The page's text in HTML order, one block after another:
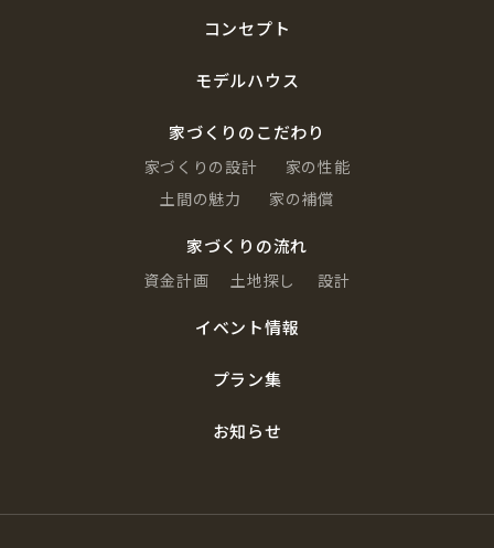
コンセプト
モデルハウス
家づくりのこだわり
家づくりの設計
家の性能
土間の魅力
家の補償
家づくりの流れ
資金計画 土地探し 設計
イベント情報
プラン集
お知らせ